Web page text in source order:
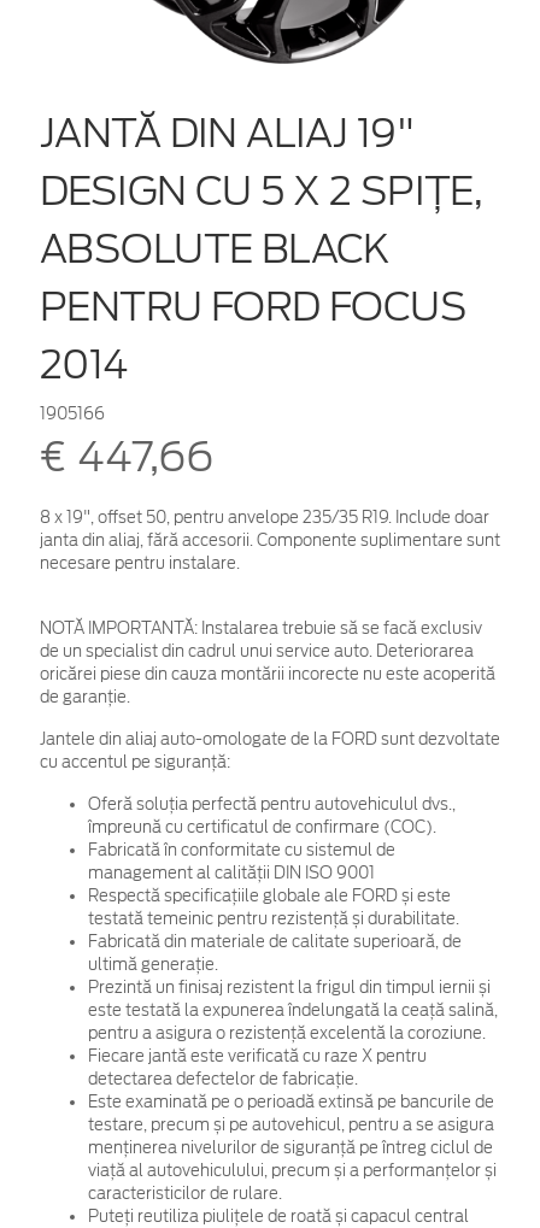
JANTĂ DIN ALIAJ 19"
DESIGN CU 5 X 2 SPIŢE,
ABSOLUTE BLACK
PENTRU FORD FOCUS
2014
1905166
€ 447,66
8 x 19", offset 50, pentru anvelope 235/35 R19. Include doar
janta din aliaj, fără accesorii. Componente suplimentare sunt
necesare pentru instalare.
NOTĂ IMPORTANTĂ: Instalarea trebuie să se facă exclusiv
de un specialist din cadrul unui service auto. Deteriorarea
oricărei piese din cauza montării incorecte nu este acoperită
de garanţie.
Jantele din aliaj auto-omologate de la FORD sunt dezvoltate
cu accentul pe siguranță:
Oferă soluția perfectă pentru autovehiculul dvs.,
împreună cu certificatul de confirmare (COC).
Fabricată în conformitate cu sistemul de
management al calității DIN ISO 9001
Respectă specificațiile globale ale FORD și este
testată temeinic pentru rezistență și durabilitate.
Fabricată din materiale de calitate superioară, de
ultimă generație.
Prezintă un finisaj rezistent la frigul din timpul iernii și
este testată la expunerea îndelungată la ceață salină,
pentru a asigura o rezistență excelentă la coroziune.
Fiecare jantă este verificată cu raze X pentru
detectarea defectelor de fabricație.
Este examinată pe o perioadă extinsă pe bancurile de
testare, precum și pe autovehicul, pentru a se asigura
menținerea nivelurilor de siguranță pe întreg ciclul de
viață al autovehiculului, precum și a performanțelor și
caracteristicilor de rulare.
Puteți reutiliza piulițele de roată și capacul central